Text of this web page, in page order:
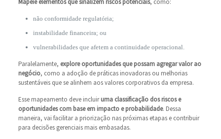
não conformidade regulatória;
instabilidade financeira; ou
vulnerabilidades que afetem a continuidade operacional.
Paralelamente, explore oportunidades que possam agregar valor ao
negócio, como a adoção de práticas inovadoras ou melhorias
sustentáveis que se alinhem aos valores corporativos da empresa.
Esse mapeamento deve incluiruma classificação dos riscos e
oportunidades com base em impacto e probabilidade. Dessa
maneira, vai facilitar a priorização nas próximas etapas e contribuir
para decisões gerenciais mais embasadas.